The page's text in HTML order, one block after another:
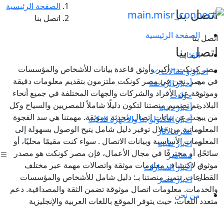
الصفحة الرئيسية
الفئات
اخبار و مقالات
أخبار الرياضة
حوادث
أخبار دينية
أخبار التكنولوجيا والأجهزة الذكية
نشرة الآثار
اخبار طبية
مشاهير
اخبار السيارات
اخبار مصر
من نحن
اتصل بنا
الصفحة الرئيسية
اتصل بنا
اتصل بنا
اتصل بنا
مصر كونكت – أكبر وأوثق قاعدة بيانات للأشخاص والمؤسسات
في مصر. نحن في مصر كونكت ملتزمون بتقديم معلومات دقيقة
وموثوقة عن الأفراد والشركات والجهات المختلفة في جميع أنحاء
البلاد. تم تصميم منصتنا لتكون دليلًا شاملاً للمصريين والسياح وكل
من يبحث عن بيانات اتصال محدثة وموثقة. مهمتنا هي سد الفجوة
المعلوماتية من خلال توفير دليل شامل يتيح الوصول بسهولة إلى
المعلومات الأساسية وبيانات الاتصال . سواء كنت مقيمًا محليًا، أو
سائحًا، أو محترفًا في مجال الأعمال، فإن مصر كونكت هو مصدر
موثوق لاكتشاف معلومات موثقة واتصالات مهمة عبر مختلف
القطاعات. تتميز منصتنا بـ: دليل شامل للأشخاص والمؤسسات
والخدمات. معلومات اتصال موثوقة تضمن الثقة والمصداقية. دعم
متعدد اللغات، حيث يتوفر الموقع باللغات العربية والإنجليزية